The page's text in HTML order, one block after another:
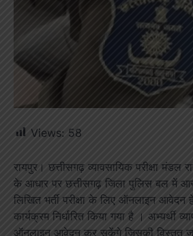
Views: 58
रायपुर। छत्तीसगढ़ व्यावसायिक परीक्षा मंडल
के आधार पर छत्तीसगढ़ जिला पुलिस बल में
लिखित भर्ती परीक्षा के लिए ऑनलाइन आवेदन
कार्यक्रम निर्धारित किया गया है । अभ्यर्थी
ऑनलाइन आवेदन कर सकेंगे जिसकी विस्तृत